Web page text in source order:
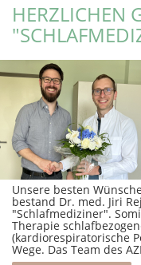
HERZLICHEN
Unsere besten
bestand Dr. med. Jiri
"Schlafmediziner".
Therapie
(kardiorespiratorische
Wege. Das Team des